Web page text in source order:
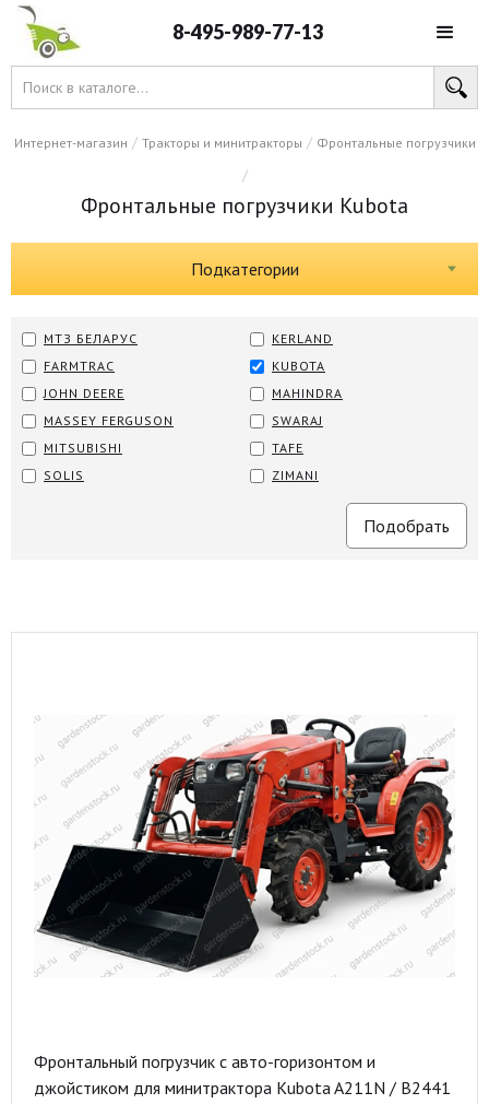
8-495-989-77-13
Интернет-магазин / Тракторы и минитракторы / Фронтальные погрузчики
/
Фронтальные погрузчики Kubota
Подкатегории
МТЗ БЕЛАРУС
FARMTRAC
JOHN DEERE
KERLAND
KUBOTA
MAHINDRA
MASSEY FERGUSON
MITSUBISHI
SOLIS
SWARAJ
TAFE
ZIMANI
Фронтальный погрузчик с авто-горизонтом и
джойстиком для минитрактора Kubota A211N / B2441